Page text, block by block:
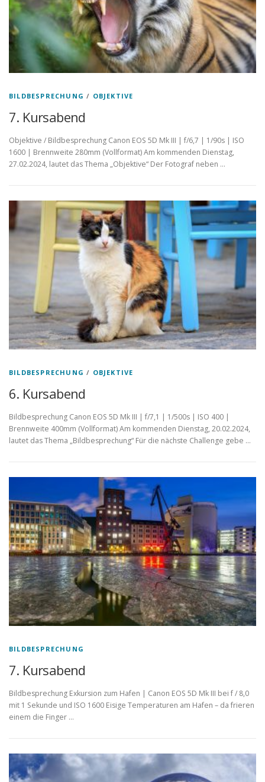
BILDBESPRECHUNG / OBJEKTIVE
7. Kursabend
Objektive / Bildbesprechung Canon EOS 5D Mk III | f/6,7 | 1/90s | ISO
1600 | Brennweite 280mm (Vollformat) Am kommenden Dienstag,
27.02.2024, lautet das Thema „Objektive“ Der Fotograf neben …
BILDBESPRECHUNG / OBJEKTIVE
6. Kursabend
Bildbesprechung Canon EOS 5D Mk III | f/7,1 | 1/500s | ISO 400 |
Brennweite 400mm (Vollformat) Am kommenden Dienstag, 20.02.2024,
lautet das Thema „Bildbesprechung“ Für die nächste Challenge gebe …
BILDBESPRECHUNG
7. Kursabend
Bildbesprechung Exkursion zum Hafen | Canon EOS 5D Mk III bei f / 8,0
mit 1 Sekunde und ISO 1600 Eisige Temperaturen am Hafen – da frieren
einem die Finger …